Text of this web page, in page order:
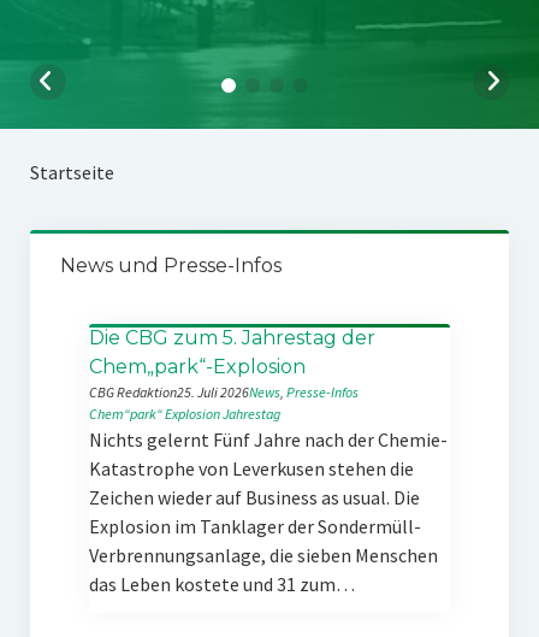
Startseite
News und Presse-Infos
Die CBG zum 5. Jahrestag der
Chem„park“-Explosion
CBG Redaktion25. Juli 2026News, Presse-Infos
Chem“park“ExplosionJahrestag
Nichts gelernt Fünf Jahre nach der Chemie-
Katastrophe von Leverkusen stehen die
Zeichen wieder auf Business as usual. Die
Explosion im Tanklager der Sondermüll-
Verbrennungsanlage, die sieben Menschen
das Leben kostete und 31 zum…